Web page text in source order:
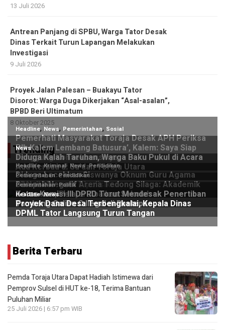
13 Juli 2026
Antrean Panjang di SPBU, Warga Tator Desak
Dinas Terkait Turun Lapangan Melakukan
Investigasi
9 Juli 2026
Proyek Jalan Palesan – Buakayu Tator
Disorot: Warga Duga Dikerjakan “Asal-asalan”,
BPBD Beri Ultimatum
8 Oktober 2025
Trending
Berita Terbaru
Pemda Toraja Utara Dapat Hadiah Istimewa dari
Pemprov Sulsel di HUT ke-18, Terima Bantuan
Puluhan Miliar
25 Juli 2026 | 6:57 pm WIB